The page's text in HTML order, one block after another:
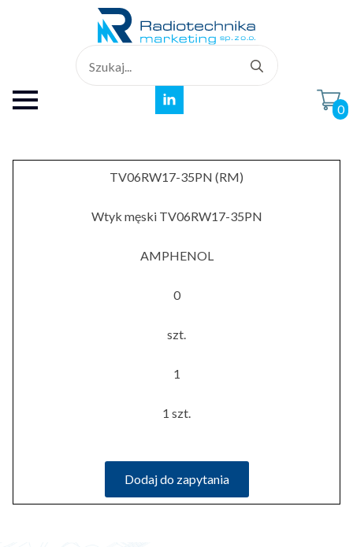
for:
0
TV06RW17-35PN (RM)
Wtyk męski TV06RW17-35PN
AMPHENOL
0
szt.
1
1 szt.
Dodaj do zapytania